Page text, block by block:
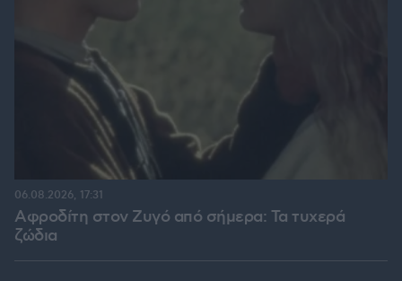
Αφροδίτη στον Ζυγό από σήμερα: Τα τυχερά
ζώδια
06.08.2026, 17:31